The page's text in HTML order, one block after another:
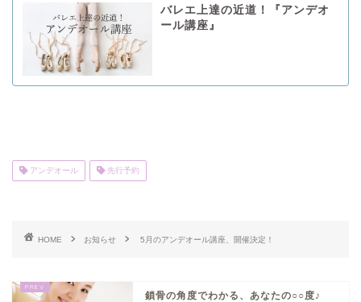
バレエ上達の近道！『アンデオ
ール講座』
アンデオール 先行予約
HOME お知らせ 5月のアンデオール講座、開催決定！
鎖骨の角度でわかる、あなたの○○度♪